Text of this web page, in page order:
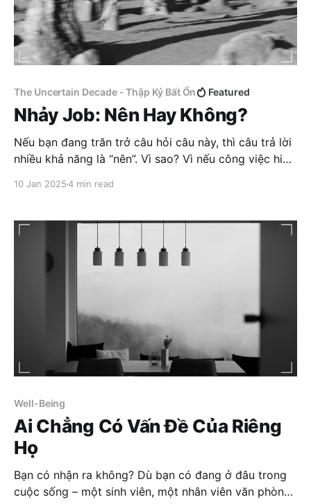
The Uncertain Decade - Thập Kỷ Bất Ổn Featured
Nhảy Job: Nên Hay Không?
Nếu bạn đang trăn trở câu hỏi câu này, thì câu trả lời
nhiều khả năng là “nên”. Vì sao? Vì nếu công việc hiện
10 Jan 20254 min read
Well-Being
Ai Chẳng Có Vấn Đề Của Riêng
Họ
Bạn có nhận ra không? Dù bạn có đang ở đâu trong
cuộc sống – một sinh viên, một nhân viên văn phòng,